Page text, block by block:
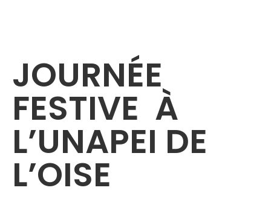
JOURNÉE
FESTIVE À
L’UNAPEI DE
L’OISE